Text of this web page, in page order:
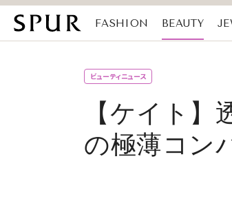
FASHION BEAUTY
ビューティニュース
【ケイト
の極薄コン